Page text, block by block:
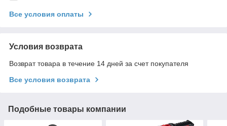
Все условия оплаты
Условия возврата
Возврат товара в течение 14 дней за счет покупателя
Все условия возврата
Подобные товары компании